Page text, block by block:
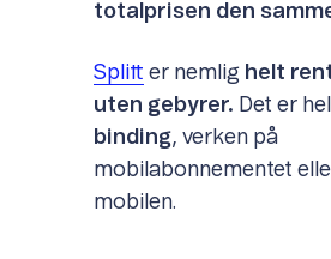
totalprisen den
Splitt er nemlig helt
uten gebyrer. Det er
binding, verken på
mobilabonnementet
mobilen.